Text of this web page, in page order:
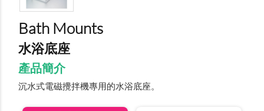
Bath Mounts
水浴底座
產品簡介
沉水式電磁攪拌機專用的水浴底座。